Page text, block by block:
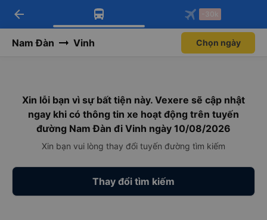
Tải app Vexere ngay!
Nhận ưu đãi thành viên độc
Mở app
Tải app Vexere
-30k/ghế khi đặt vé máy bay qua
Mở app
arrow_back -30k
Nam Đàn Vinh Chọn ngày
Xin lỗi bạn vì sự bất tiện này. Vexere sẽ cập nhật
ngay khi có thông tin xe hoạt động trên tuyến
đường Nam Đàn đi Vinh ngày 10/08/2026
Xin bạn vui lòng thay đổi tuyến đường tìm kiếm
Thay đổi tìm kiếm